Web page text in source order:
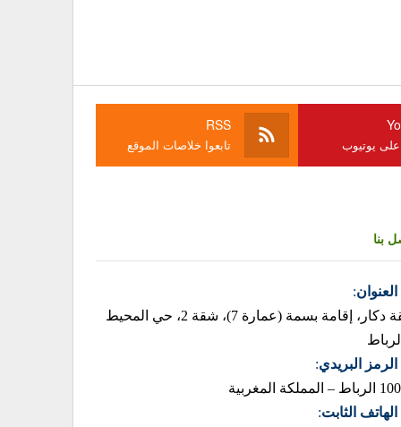
على يوتيوب
RSS
تابعوا خلاصات الموقع
بنا
العنوان:
زنقة دكار، إقامة بسمة (عمارة 7)، شقة 2، حي المحيط
الرمز البريدي:
المغربية
الهاتف الثابت: